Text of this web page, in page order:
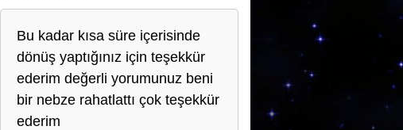
Bu kadar kısa süre içerisinde
dönüş yaptığınız için teşekkür
ederim değerli yorumunuz beni
bir nebze rahatlattı çok teşekkür
ederim